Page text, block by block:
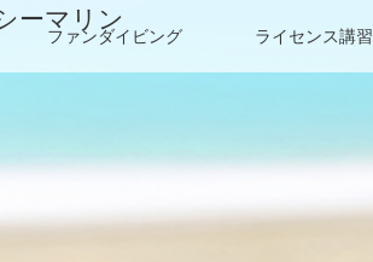
ーマリン
ファンダイビング ライセンス講習